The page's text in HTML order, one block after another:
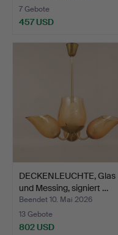
7 Gebote
457 USD
DECKENLEUCHTE, Glas
und Messing, signiert …
Beendet 10. Mai 2026
13 Gebote
802 USD